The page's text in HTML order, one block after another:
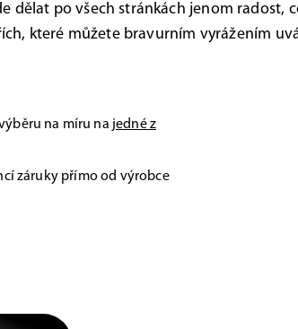
dělat po všech stránkách jenom radost,
které můžete bravurním vyrážením
na míru na jedné z
záruky přímo od výrobce